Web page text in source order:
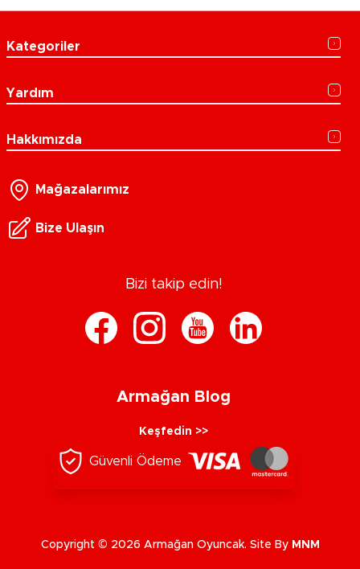
Kategoriler
Yardım
Hakkımızda
Mağazalarımız
Bize Ulaşın
Bizi takip edin!
Armağan Blog
Keşfedin >>
Güvenli Ödeme
Copyright © 2026 Armağan Oyuncak. Site By MNM